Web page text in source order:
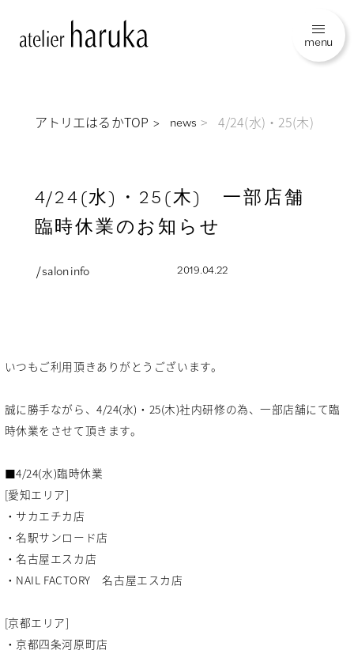
menu
アトリエはるかTOP news 4/24(水)・25(木) 一部
4/24(水)・25(木) 一部店舗
臨時休業のお知らせ
/ salon info 2019.04.22
いつもご利用頂きありがとうございます。
誠に勝手ながら、4/24(水)・25(木)社内研修の為、一部店舗にて臨
時休業をさせて頂きます。
■4/24(水)臨時休業
[愛知エリア]
・サカエチカ店
・名駅サンロード店
・名古屋エスカ店
・NAIL FACTORY 名古屋エスカ店
[京都エリア]
・京都四条河原町店